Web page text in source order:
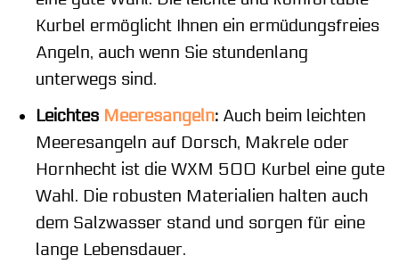
Kurbel ermöglicht Ihnen ein ermüdungsfreies
Angeln, auch wenn Sie stundenlang
unterwegs sind.
Leichtes Meeresangeln:Auch beim leichten
Meeresangeln auf Dorsch, Makrele oder
Hornhecht ist die WXM 500 Kurbel eine gute
Wahl. Die robusten Materialien halten auch
dem Salzwasser stand und sorgen für eine
lange Lebensdauer.